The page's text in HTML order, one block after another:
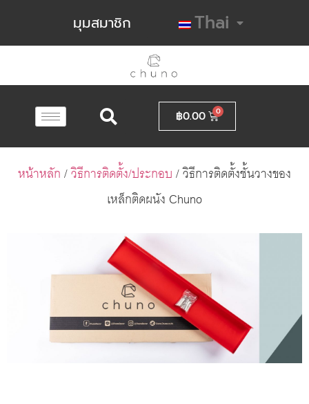
มุมสมาชิก Thai
฿0.00
หน้าหลัก/วิธีการติดตั้ง/ประกอบ/ วิธีการติดตั้งชั้นวางของ
เหล็กติดผนัง Chuno